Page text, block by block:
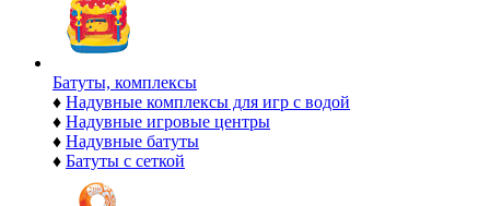
Батуты, комплексы
♦ Надувные комплексы для игр с водой
♦ Надувные игровые центры
♦ Надувные батуты
♦ Батуты с сеткой